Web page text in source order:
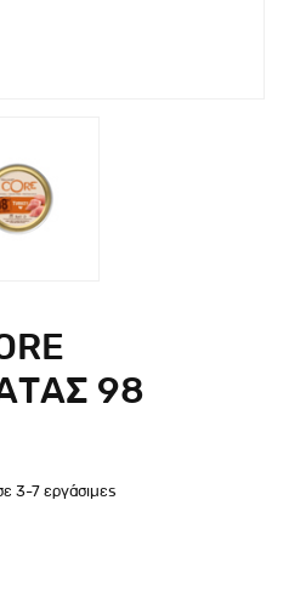
98
3-7 εργάσιμες